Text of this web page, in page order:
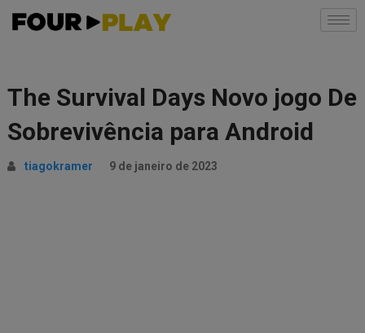
The Survival Days Novo jogo De
Sobrevivência para Android
tiagokramer 9 de janeiro de 2023